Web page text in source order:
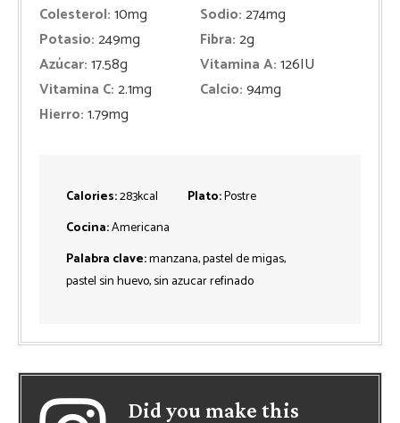
Colesterol:10mg Sodio:274mg
Potasio:249mg Fibra:2g
Azúcar:17.58g Vitamina A:126IU
Vitamina C:2.1mg Calcio:94mg
Hierro:1.79mg
Calories:283kcal Plato:Postre
Cocina:Americana
Palabra clave:manzana, pastel de migas,
pastel sin huevo, sin azucar refinado
Did you make this